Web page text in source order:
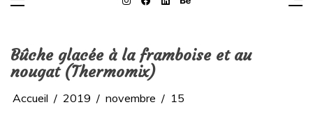
Bûche glacée à la framboise et au
nougat (Thermomix)
Accueil 2019 novembre 15